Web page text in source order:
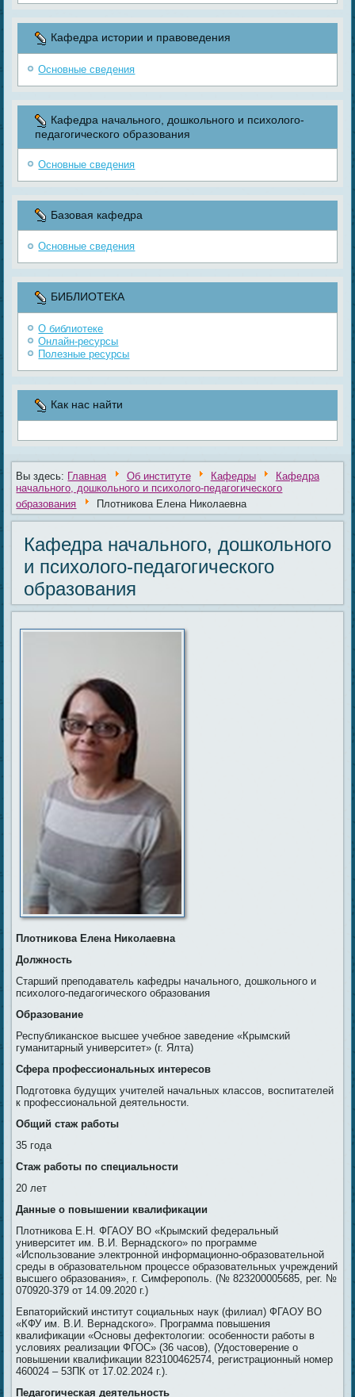
Кафедра истории и правоведения
Основные сведения
Кафедра начального, дошкольного и психолого-
педагогического образования
Основные сведения
Базовая кафедра
Основные сведения
БИБЛИОТЕКА
О библиотеке
Онлайн-ресурсы
Полезные ресурсы
Как нас найти
Вы здесь: Главная Об институте Кафедры
Кафедра
начального, дошкольного и психолого-педагогического
образования
Плотникова Елена Николаевна
Кафедра начального, дошкольного
и психолого-педагогического
образования
Плотникова Елена Николаевна
Должность
Старший преподаватель кафедры начального, дошкольного и
психолого-педагогического образования
Образование
Республиканское высшее учебное заведение «Крымский
гуманитарный университет» (г. Ялта)
Сфера профессиональных интересов
Подготовка будущих учителей начальных классов, воспитателей
к профессиональной деятельности.
Общий стаж работы
35 года
Стаж работы по специальности
20 лет
Данные о повышении квалификации
Плотникова Е.Н. ФГАОУ ВО «Крымский федеральный
университет им. В.И. Вернадского» по программе
«Использование электронной информационно-образовательной
среды в образовательном процессе образовательных учреждений
высшего образования», г. Симферополь. (№ 823200005685, рег. №
070920-379 от 14.09.2020 г.)
Евпаторийский институт социальных наук (филиал) ФГАОУ ВО
«КФУ им. В.И. Вернадского». Программа повышения
квалификации «Основы дефектологии: особенности работы в
условиях реализации ФГОС» (36 часов), (Удостоверение о
повышении квалификации 823100462574, регистрационный номер
460024 – 53ПК от 17.02.2024 г.).
Педагогическая деятельность